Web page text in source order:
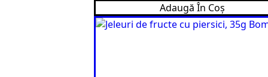
Adaugă În Coș